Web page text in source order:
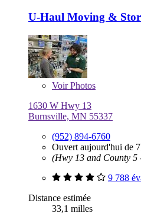
U-Haul Moving &
VoirPhotos
1630 W Hwy 13
Burnsville, MN 55337
(952) 894-6760
Ouvert aujourd'hui de
(Hwy 13 and County 5
9 788
Distance estimée
33,1 milles